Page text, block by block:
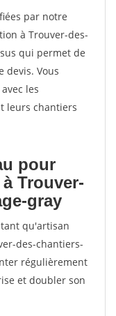
par notre
à Trouver-des-
qui permet de
devis. Vous
les
leurs chantiers
pour
Trouver-
gray
qu'artisan
des-chantiers-
régulièrement
et doubler son